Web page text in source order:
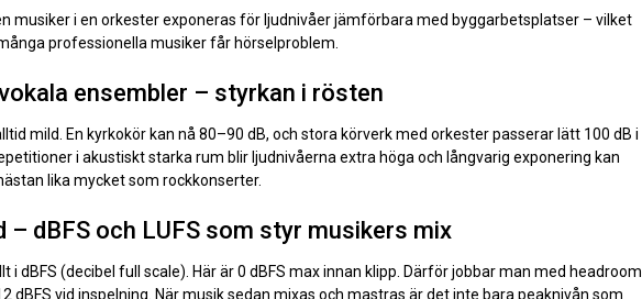
musiker i en orkester exponeras för ljudnivåer jämförbara med byggarbetsplatser – vilket
professionella musiker får hörselproblem.
ensembler – styrkan i rösten
mild. En kyrkokör kan nå 80–90 dB, och stora körverk med orkester passerar lätt 100 dB i
i akustiskt starka rum blir ljudnivåerna extra höga och långvarig exponering kan
lika mycket som rockkonserter.
– dBFS och LUFS som styr musikers mix
i dBFS (decibel full scale). Här är 0 dBFS max innan klipp. Därför jobbar man med headroom
dBFS vid inspelning. När musik sedan mixas och mastras är det inte bara peaknivån som